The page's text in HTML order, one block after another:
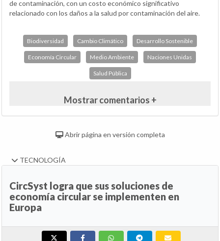
de contaminación, con un costo económico significativo
relacionado con los daños a la salud por contaminación del aire.
Biodiversidad Cambio Climático Desarrollo Sostenible
Economía Circular Medio Ambiente Naciones Unidas
Salud Pública
Mostrar comentarios +
Abrir página en versión completa
TECNOLOGÍA
CircSyst logra que sus soluciones de
economía circular se implementen en
Europa